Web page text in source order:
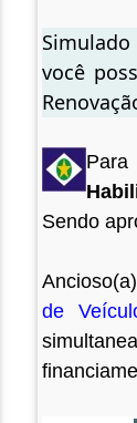
Simulado
você
Para
Sendo
de